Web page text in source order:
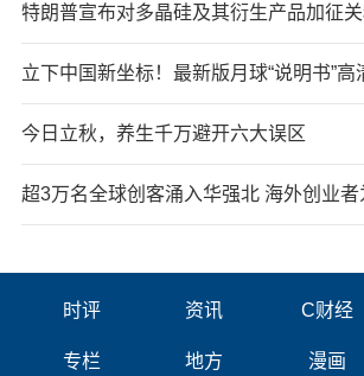
特朗普宣布对多晶硅及其衍生产品加征
立下中国新坐标！最新版月球“说明书”高
今日立秋，养生千万避开六大误区
超3万名全球创客涌入华强北 海外创业者
时评 资讯 C财经
专栏 地方 漫画